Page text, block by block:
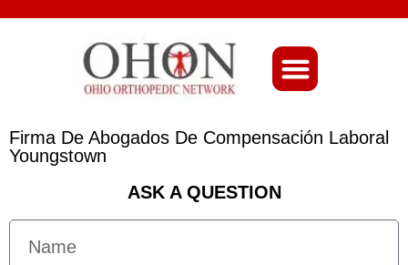
Firma De Abogados De Compensación Laboral
Youngstown
ASK A QUESTION